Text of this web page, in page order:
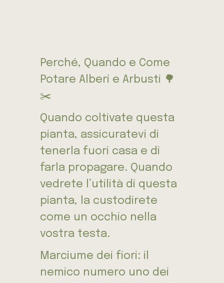
Perché, Quando e Come
Potare Alberi e Arbusti 🌳
✂️
Quando coltivate questa
pianta, assicuratevi di
tenerla fuori casa e di
farla propagare. Quando
vedrete l’utilità di questa
pianta, la custodirete
come un occhio nella
vostra testa.
Marciume dei fiori: il
nemico numero uno dei